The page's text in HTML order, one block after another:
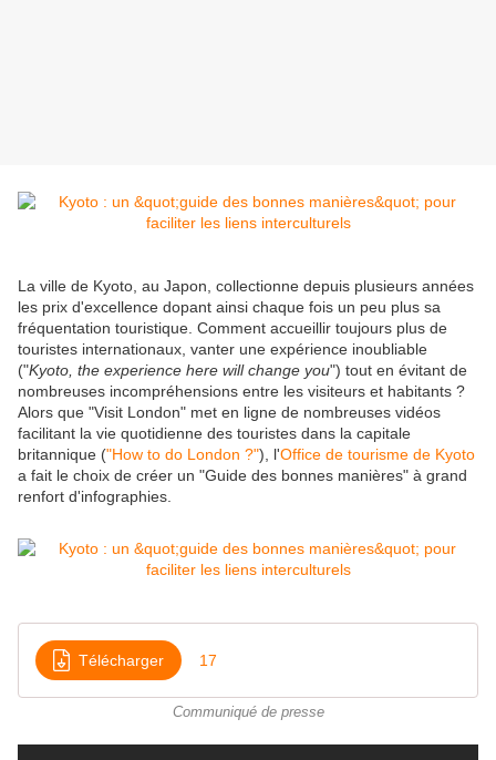
La ville de Kyoto, au Japon, collectionne depuis plusieurs années
les prix d'excellence dopant ainsi chaque fois un peu plus sa
fréquentation touristique. Comment accueillir toujours plus de
touristes internationaux, vanter une expérience inoubliable
("Kyoto, the experience here will change you") tout en évitant de
nombreuses incompréhensions entre les visiteurs et habitants ?
Alors que "Visit London" met en ligne de nombreuses vidéos
facilitant la vie quotidienne des touristes dans la capitale
britannique ("How to do London ?"), l'Office de tourisme de Kyoto
a fait le choix de créer un "Guide des bonnes manières" à grand
renfort d'infographies.
Télécharger 17
Communiqué de presse